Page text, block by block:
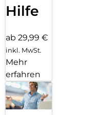
Hilfe
ab 29,99 €
inkl. MwSt.
Mehr
erfahren